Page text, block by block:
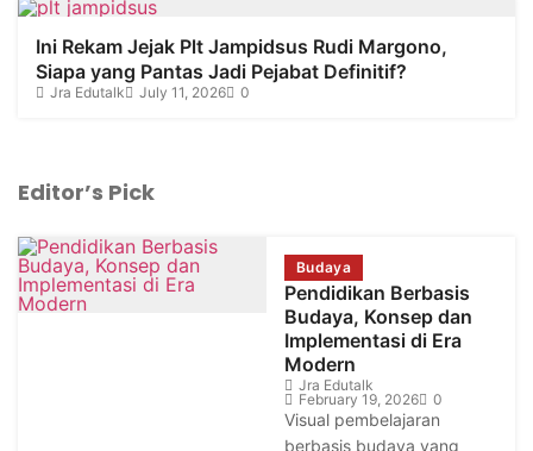
Ini Rekam Jejak Plt Jampidsus Rudi Margono,
Siapa yang Pantas Jadi Pejabat Definitif?
Jra Edutalk July 11, 2026 0
Editor’s Pick
Budaya
Pendidikan Berbasis
Budaya, Konsep dan
Implementasi di Era
Modern
Jra Edutalk
February 19, 2026
0
Visual pembelajaran
berbasis budaya yang